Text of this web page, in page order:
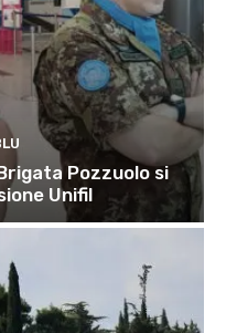
Pozzuolo si
Unifil